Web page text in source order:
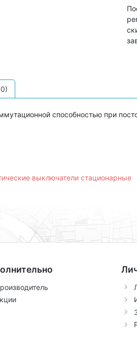
способностью при
выключатели стационарные